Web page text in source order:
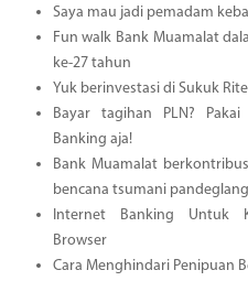
Saya mau jadi pemadam
Fun walk Bank Muamalat
ke-27 tahun
Yuk berinvestasi di Sukuk
Bayar tagihan PLN?
Banking aja!
Bank Muamalat
bencana tsumani pandeglang
Internet Banking Untuk
Browser
Cara Menghindari Penipuan